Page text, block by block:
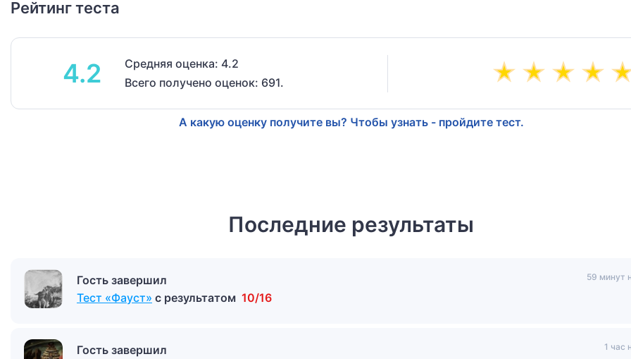
Рейтинг теста
4.2
Средняя оценка: 4.2
Всего получено оценок: 691.
А какую оценку получите вы? Чтобы узнать - пройдите тест.
Последние результаты
Гость завершил
Тест «Фауст» с результатом 10/16
59 минут
Гость завершил
1 час